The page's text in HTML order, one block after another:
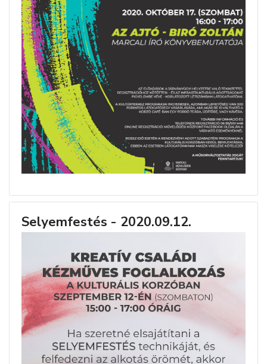
Selyemfestés - 2020.09.12.